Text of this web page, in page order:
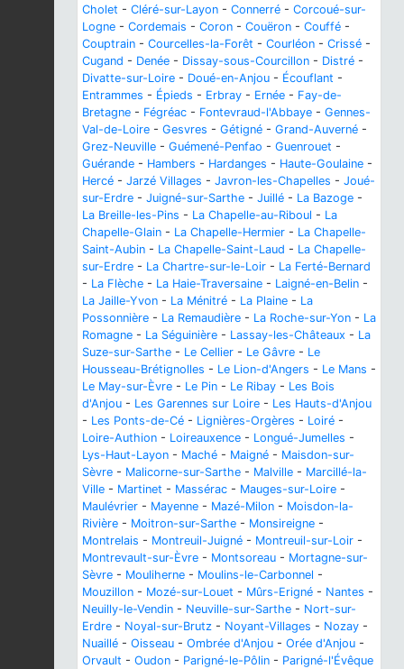
Cholet - Cléré-sur-Layon - Connerré - Corcoué-sur-
Logne - Cordemais - Coron - Couëron - Couffé -
Couptrain - Courcelles-la-Forêt - Courléon - Crissé -
Cugand - Denée - Dissay-sous-Courcillon - Distré -
Divatte-sur-Loire - Doué-en-Anjou - Écouflant -
Entrammes - Épieds - Erbray - Ernée - Fay-de-
Bretagne - Fégréac - Fontevraud-l'Abbaye - Gennes-
Val-de-Loire - Gesvres - Gétigné - Grand-Auverné -
Grez-Neuville - Guémené-Penfao - Guenrouet -
Guérande - Hambers - Hardanges - Haute-Goulaine -
Hercé - Jarzé Villages - Javron-les-Chapelles - Joué-
sur-Erdre - Juigné-sur-Sarthe - Juillé - La Bazoge -
La Breille-les-Pins - La Chapelle-au-Riboul - La
Chapelle-Glain - La Chapelle-Hermier - La Chapelle-
Saint-Aubin - La Chapelle-Saint-Laud - La Chapelle-
sur-Erdre - La Chartre-sur-le-Loir - La Ferté-Bernard
- La Flèche - La Haie-Traversaine - Laigné-en-Belin -
La Jaille-Yvon - La Ménitré - La Plaine - La
Possonnière - La Remaudière - La Roche-sur-Yon - La
Romagne - La Séguinière - Lassay-les-Châteaux - La
Suze-sur-Sarthe - Le Cellier - Le Gâvre - Le
Housseau-Brétignolles - Le Lion-d'Angers - Le Mans -
Le May-sur-Èvre - Le Pin - Le Ribay - Les Bois
d'Anjou - Les Garennes sur Loire - Les Hauts-d'Anjou
- Les Ponts-de-Cé - Lignières-Orgères - Loiré -
Loire-Authion - Loireauxence - Longué-Jumelles -
Lys-Haut-Layon - Maché - Maigné - Maisdon-sur-
Sèvre - Malicorne-sur-Sarthe - Malville - Marcillé-la-
Ville - Martinet - Massérac - Mauges-sur-Loire -
Maulévrier - Mayenne - Mazé-Milon - Moisdon-la-
Rivière - Moitron-sur-Sarthe - Monsireigne -
Montrelais - Montreuil-Juigné - Montreuil-sur-Loir -
Montrevault-sur-Èvre - Montsoreau - Mortagne-sur-
Sèvre - Mouliherne - Moulins-le-Carbonnel -
Mouzillon - Mozé-sur-Louet - Mûrs-Erigné - Nantes -
Neuilly-le-Vendin - Neuville-sur-Sarthe - Nort-sur-
Erdre - Noyal-sur-Brutz - Noyant-Villages - Nozay -
Nuaillé - Oisseau - Ombrée d'Anjou - Orée d'Anjou -
Orvault - Oudon - Parigné-le-Pôlin - Parigné-l'Évêque